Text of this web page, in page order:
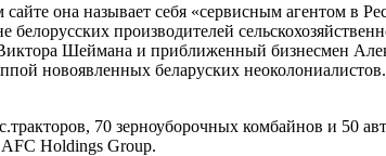
она называет себя «сервисным агентом в
производителей
Шеймана и приближенный бизнесмен
новоявленных беларуских
70 зерноуборочных комбайнов и 50
Holdings Group.